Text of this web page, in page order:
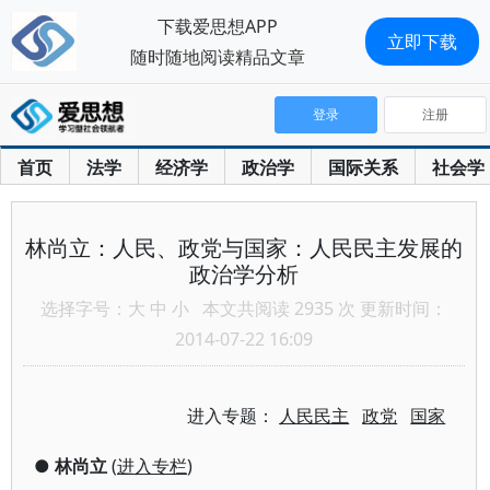
首页 法学 经济学 政治学 国际关系 社会学
登录 注册
林尚立：人民、政党与国家：人民民主发展的
政治学分析
选择字号： 大 中 小 本文共阅读 2935 次 更新时间：
2014-07-22 16:09
进入专题： 人民民主 政党 国家
●林尚立(进入专栏)
下载爱思想APP
随时随地阅读精品文章
立即下载